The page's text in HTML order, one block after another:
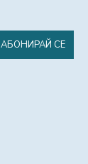
АБОНИРАЙ СЕ